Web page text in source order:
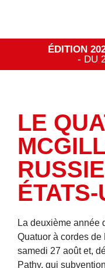
ÉDITION
- DU
LE
La deuxième année
Quatuor à cordes de
samedi 27 août et,
Pathy, qui